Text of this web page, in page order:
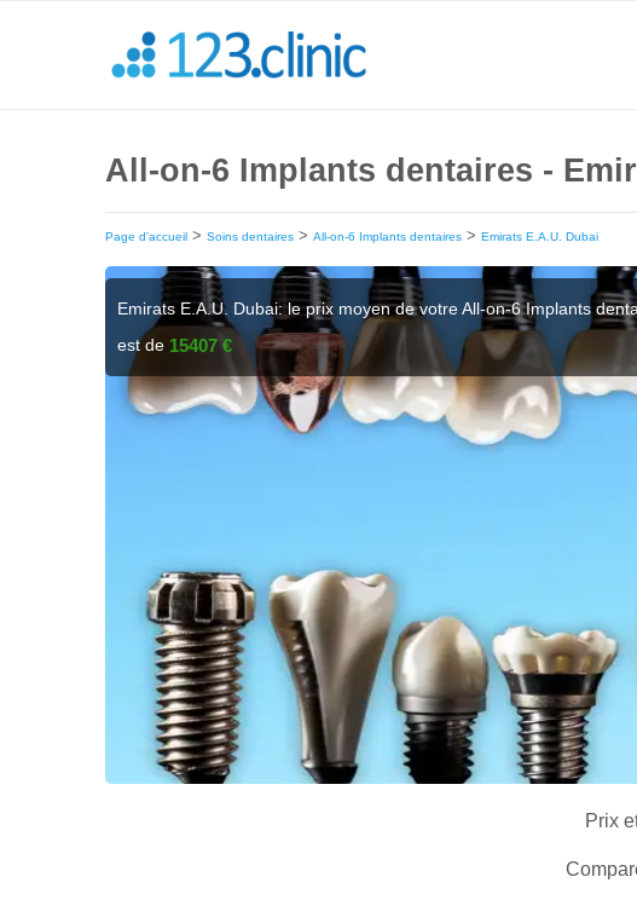
All-on-6 Implants dentaires -
Page d'accueil > Soins dentaires > All-on-6 Implants dentaires > Emirats E.A.U. Dubai
Emirats E.A.U. Dubai: le prix moyen de votre All-on-6 Implants
est de 15407 €
Prix